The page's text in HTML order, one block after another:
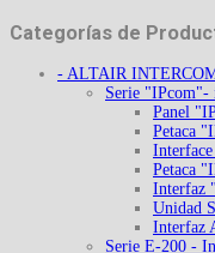
Categorías de
- ALTAIR
Serie "IPcom"-
Panel
Petaca
Petaca
Interfaz
Unidad
Interfaz
Serie E-200 -